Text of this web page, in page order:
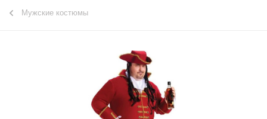
Мужские костюмы